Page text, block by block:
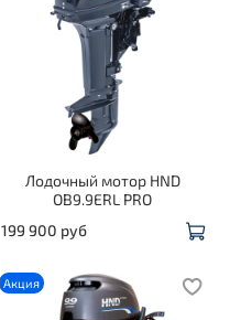
Лодочный мотор HND
OB9.9ERL PRO
199 900 руб
Акция